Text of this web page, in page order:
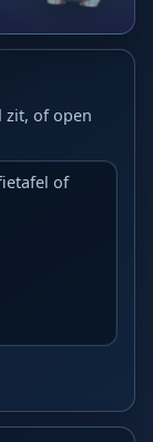
zit, of open
of